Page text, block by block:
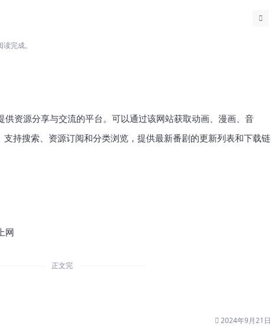
完成。
供资源分享与交流的平台。可以通过该网站获取动画、漫画、音
持搜索、资源订阅和分类浏览，提供最新番剧的更新列表和下载链
网
正文完
2024年9月21日